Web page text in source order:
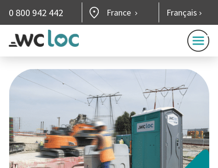
0 800 942 442 France Français